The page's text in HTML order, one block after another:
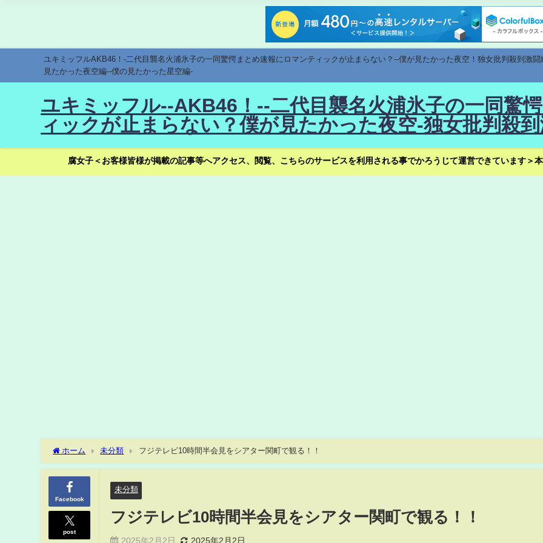
ユキミッフルAKB46！-二代目襲名火浦氷子の一同驚愕まとめ速報にロマンティックが止まらない？--僕が見たかった夜空！独女批判殺到激
見たかった夜空編--僕の見たかった星空編-
ユキミッフル--AKB46！--二代目襲名火浦氷子の一同驚
ィックが止まらない？僕が見たかった夜空-独女批判殺
腐女子＜お客様皆様が掲載の記事等へアクセス、閲覧、こちらのサービスを利用される事でかろうじて運営できています＞
ホーム 未分類 フジテレビ10時間半会見をシアター関町で観る！！
Facebook
post
未分類
フジテレビ10時間半会見をシアター関町で観る！！
2025年2月2日 2025年2月2日